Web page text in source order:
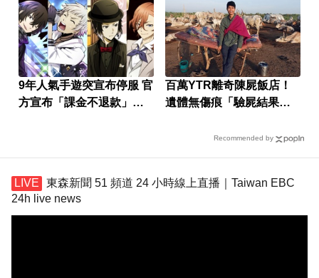
9年人氣手遊突宣布停服 官
方宣布「課金不退款」玩
百萬YTR離奇陳屍飯店！
遺體無傷痕「驗屍結果
Recommended by
東森新聞 51 頻道 24 小時線上直播｜Taiwan EBC
24h live news